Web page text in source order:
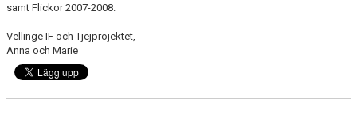
samt Flickor 2007-2008.
Vellinge IF och Tjejprojektet,
Anna och Marie